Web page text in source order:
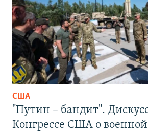
США
"Путин – бандит".
Конгрессе США о